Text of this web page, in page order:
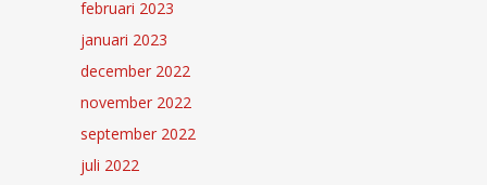
februari 2023
januari 2023
december 2022
november 2022
september 2022
juli 2022